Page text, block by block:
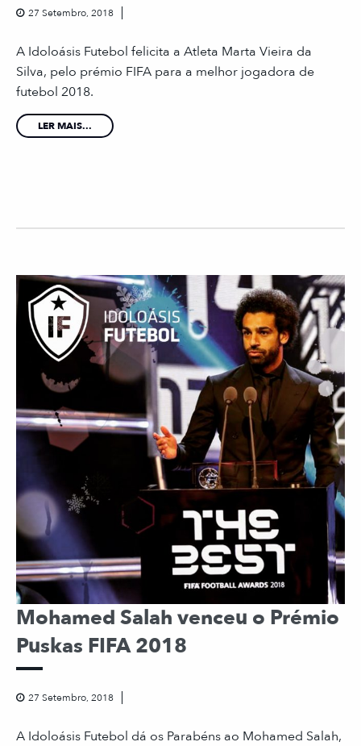
27 Setembro, 2018
A Idoloásis Futebol felicita a Atleta Marta Vieira da
Silva, pelo prémio FIFA para a melhor jogadora de
futebol 2018.
LER MAIS...
Mohamed Salah venceu o Prémio
Puskas FIFA 2018
27 Setembro, 2018
A Idoloásis Futebol dá os Parabéns ao Mohamed Salah,